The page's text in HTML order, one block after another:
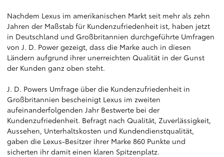
Nachdem Lexus im amerikanischen Markt seit mehr als zehn
Jahren der Maßstab für Kundenzufriedenheit ist, haben jetzt
in Deutschland und Großbritannien durchgeführte Umfragen
von J. D. Power gezeigt, dass die Marke auch in diesen
Ländern aufgrund ihrer unerreichten Qualität in der Gunst
der Kunden ganz oben steht.
J. D. Powers Umfrage über die Kundenzufriedenheit in
Großbritannien bescheinigt Lexus im zweiten
aufeinanderfolgenden Jahr Bestwerte bei der
Kundenzufriedenheit. Befragt nach Qualität, Zuverlässigkeit,
Aussehen, Unterhaltskosten und Kundendienstqualität,
gaben die Lexus-Besitzer ihrer Marke 860 Punkte und
sicherten ihr damit einen klaren Spitzenplatz.